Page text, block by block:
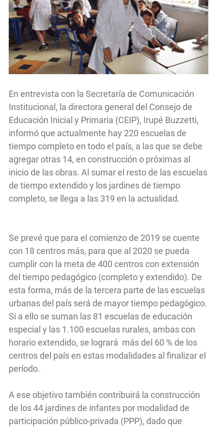
En entrevista con la Secretaría de Comunicación
Institucional, la directora general del Consejo de
Educación Inicial y Primaria (CEIP), Irupé Buzzetti,
informó que actualmente hay 220 escuelas de
tiempo completo en todo el país, a las que se debe
agregar otras 14, en construcción o próximas al
inicio de las obras. Al sumar el resto de las escuelas
de tiempo extendido y los jardines de tiempo
completo, se llega a las 319 en la actualidad.
Se prevé que para el comienzo de 2019 se cuente
con 18 centros más, para que al 2020 se pueda
cumplir con la meta de 400 centros con extensión
del tiempo pedagógico (completo y extendido). De
esta forma, más de la tercera parte de las escuelas
urbanas del país será de mayor tiempo pedagógico.
Si a ello se suman las 81 escuelas de educación
especial y las 1.100 escuelas rurales, ambas con
horario extendido, se logrará más del 60 % de los
centros del país en estas modalidades al finalizar el
período.
A ese objetivo también contribuirá la construcción
de los 44 jardines de infantes por modalidad de
participación público-privada (PPP), dado que